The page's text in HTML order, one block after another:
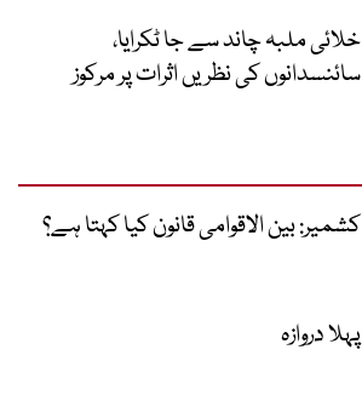
خلائی ملبہ چاند سے جا ٹکرایا،
سائنسدانوں کی نظریں اثرات پر مرکوز
کشمیر: بین الاقوامی قانون کیا کہتا ہے؟
پہلا دروازہ